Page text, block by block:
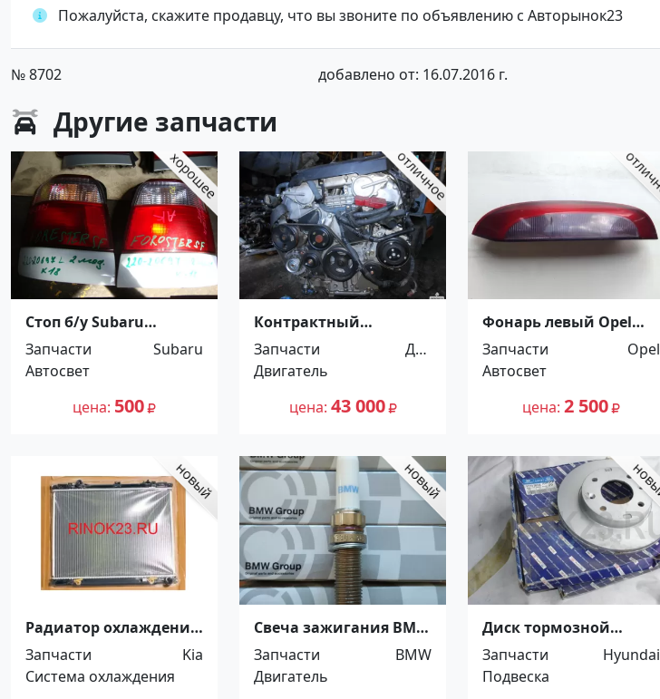
Пожалуйста, скажите продавцу, что вы звоните по объявлению с Авторынок23
№ 8702 добавлено от: 16.07.2016 г.
Другие запчасти
Стоп б/у Subaru
Forester SF Краснодар
Запчасти
Subaru
Автосвет
цена 500
Контрактный
двигатель Nissan
VQ25de в наличии
Краснодар
Запчасти
Для
Двигатель
цена 43 000
Фонарь левый Opel
Corsa C Краснодар
Запчасти
Opel
Автосвет
цена 2 500
Радиатор охлаждения
ДВС KIA Picanto
Краснодар
Запчасти
Kia
Система охлаждения
Свеча зажигания BMW
Краснодар
Запчасти
BMW
Двигатель
Диск тормозной
Hyundai Matrix 2
передний Краснодар
Запчасти
Hyundai
Подвеска